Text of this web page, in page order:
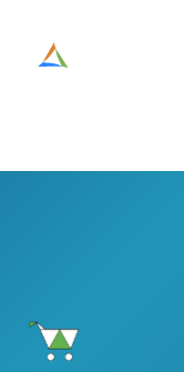
Altesia